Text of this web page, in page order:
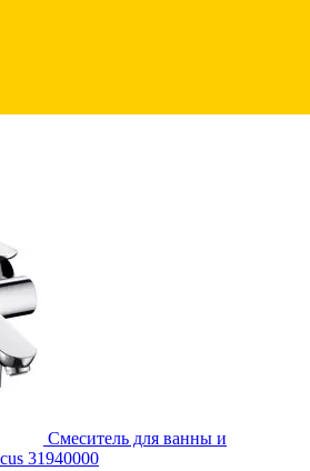
Смеситель для ванны и
31940000